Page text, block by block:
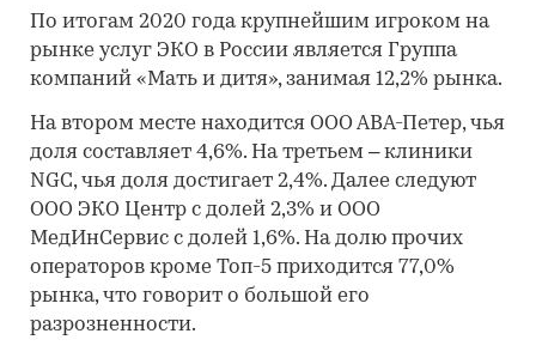
По итогам 2020 года крупнейшим игроком на
рынке услуг ЭКО в России является Группа
компаний «Мать и дитя», занимая 12,2% рынка.
На втором месте находится ООО АВА-Петер, чья
доля составляет 4,6%. На третьем – клиники
NGC, чья доля достигает 2,4%. Далее следуют
ООО ЭКО Центр с долей 2,3% и ООО
МедИнСервис с долей 1,6%. На долю прочих
операторов кроме Топ-5 приходится 77,0%
рынка, что говорит о большой его
разрозненности.